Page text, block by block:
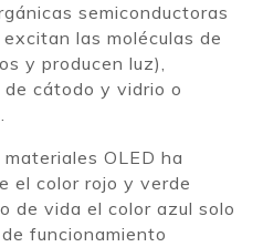
semiconductoras
las moléculas de
y producen luz),
de cátodo y vidrio o
OLED ha
el color rojo y verde
de vida el color azul solo
funcionamiento